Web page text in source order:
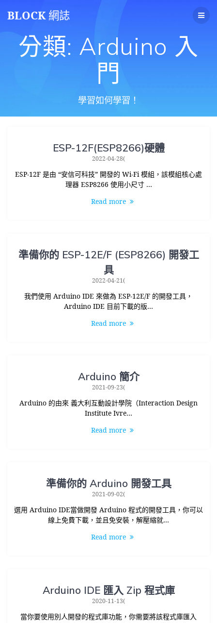
BLOCK網誌
分類: Arduino 入
門
學習如何學習！
ESP-12F(ESP8266)硬體
2022-04-28(
ESP-12F 是由 “安信可科技” 開發的 Wi-Fi 模組，該模組核心處
理器 ESP8266 使用小尺寸 …
Read more
準備你的 ESP-12E/F (ESP8266) 開發工
具
2022-04-21(
我們使用 Arduino IDE 來做為 ESP-12E/F 的開發工具，
Arduino IDE 目前下載的版…
Read more
Arduino 簡介
2021-09-23(
Arduino 的由來 義大利互動設計學院（Interaction Design
Institute Ivre…
Read more
準備你的 Arduino 開發工具
2021-09-02(
選用 Arduino IDE當做開發 Arduino 程式的開發工具，你可以
線上免費下載，並且免安裝，解壓縮就…
Read more
Arduino IDE 匯入 Zip 程式庫
2020-11-13(
當你要使用別人開發的程式庫功能，你需要將該程式庫匯入